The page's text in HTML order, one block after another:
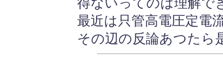
最近は只管高電圧定電
その辺の反論あつたら